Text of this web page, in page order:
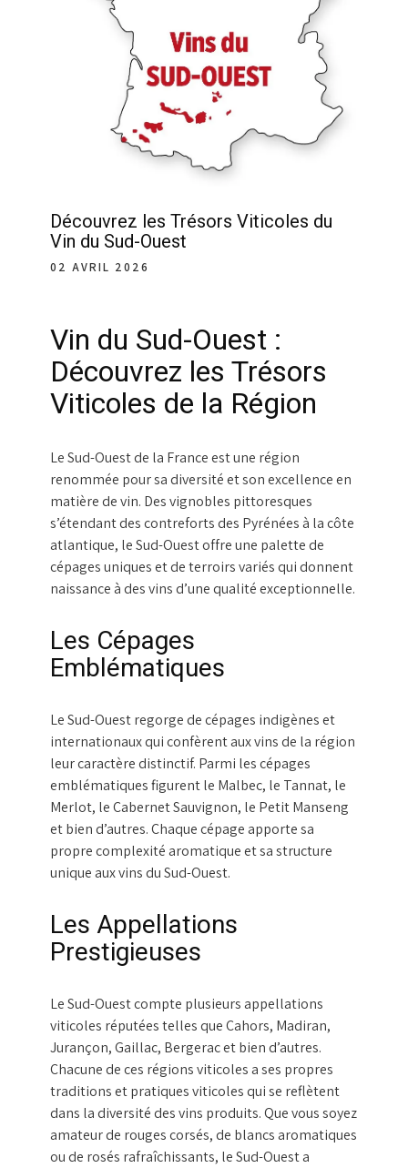
Découvrez les Trésors Viticoles du
Vin du Sud-Ouest
02 AVRIL 2026
Vin du Sud-Ouest :
Découvrez les Trésors
Viticoles de la Région
Le Sud-Ouest de la France est une région
renommée pour sa diversité et son excellence en
matière de vin. Des vignobles pittoresques
s’étendant des contreforts des Pyrénées à la côte
atlantique, le Sud-Ouest offre une palette de
cépages uniques et de terroirs variés qui donnent
naissance à des vins d’une qualité exceptionnelle.
Les Cépages
Emblématiques
Le Sud-Ouest regorge de cépages indigènes et
internationaux qui confèrent aux vins de la région
leur caractère distinctif. Parmi les cépages
emblématiques figurent le Malbec, le Tannat, le
Merlot, le Cabernet Sauvignon, le Petit Manseng
et bien d’autres. Chaque cépage apporte sa
propre complexité aromatique et sa structure
unique aux vins du Sud-Ouest.
Les Appellations
Prestigieuses
Le Sud-Ouest compte plusieurs appellations
viticoles réputées telles que Cahors, Madiran,
Jurançon, Gaillac, Bergerac et bien d’autres.
Chacune de ces régions viticoles a ses propres
traditions et pratiques viticoles qui se reflètent
dans la diversité des vins produits. Que vous soyez
amateur de rouges corsés, de blancs aromatiques
ou de rosés rafraîchissants, le Sud-Ouest a